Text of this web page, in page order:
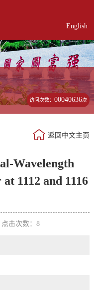
English
访问次数：00040636次
返回中文主页
Wavelength
1112 and 1116
击次数： 8